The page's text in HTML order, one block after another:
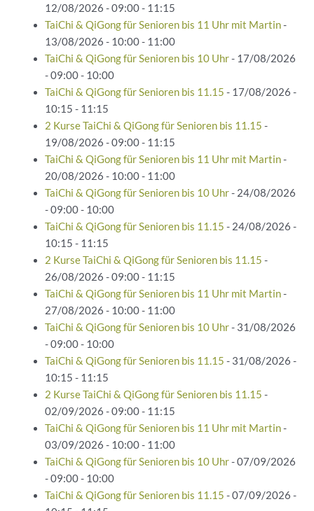
12/08/2026 - 09:00 - 11:15
TaiChi & QiGong für Senioren bis 11 Uhr mit Martin-
13/08/2026 - 10:00 - 11:00
TaiChi & QiGong für Senioren bis 10 Uhr- 17/08/2026
- 09:00 - 10:00
TaiChi & QiGong für Senioren bis 11.15 - 17/08/2026 -
10:15 - 11:15
2 Kurse TaiChi & QiGong für Senioren bis 11.15 -
19/08/2026 - 09:00 - 11:15
TaiChi & QiGong für Senioren bis 11 Uhr mit Martin-
20/08/2026 - 10:00 - 11:00
TaiChi & QiGong für Senioren bis 10 Uhr- 24/08/2026
- 09:00 - 10:00
TaiChi & QiGong für Senioren bis 11.15 - 24/08/2026 -
10:15 - 11:15
2 Kurse TaiChi & QiGong für Senioren bis 11.15 -
26/08/2026 - 09:00 - 11:15
TaiChi & QiGong für Senioren bis 11 Uhr mit Martin-
27/08/2026 - 10:00 - 11:00
TaiChi & QiGong für Senioren bis 10 Uhr- 31/08/2026
- 09:00 - 10:00
TaiChi & QiGong für Senioren bis 11.15 - 31/08/2026 -
10:15 - 11:15
2 Kurse TaiChi & QiGong für Senioren bis 11.15 -
02/09/2026 - 09:00 - 11:15
TaiChi & QiGong für Senioren bis 11 Uhr mit Martin-
03/09/2026 - 10:00 - 11:00
TaiChi & QiGong für Senioren bis 10 Uhr- 07/09/2026
- 09:00 - 10:00
TaiChi & QiGong für Senioren bis 11.15 - 07/09/2026 -